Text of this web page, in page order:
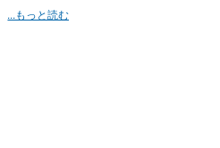
...もっと読む